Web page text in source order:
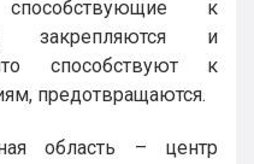
к
закрепляются и
способствуют к
предотвращаются.
область – центр